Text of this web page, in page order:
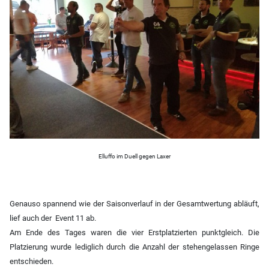
Elluffo im Duell gegen Laxer
Genauso spannend wie der Saisonverlauf in der Gesamtwertung abläuft,
lief auch der Event 11 ab.
Am Ende des Tages waren die vier Erstplatzierten punktgleich. Die
Platzierung wurde lediglich durch die Anzahl der stehengelassen Ringe
entschieden.